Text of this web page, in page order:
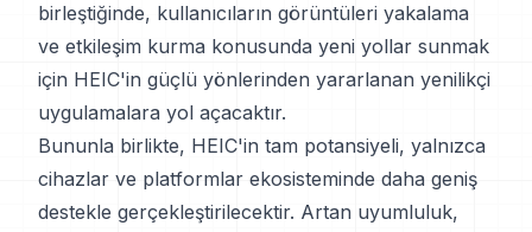
birleştiğinde, kullanıcıların görüntüleri yakalama
ve etkileşim kurma konusunda yeni yollar sunmak
için HEIC'in güçlü yönlerinden yararlanan yenilikçi
uygulamalara yol açacaktır.
Bununla birlikte, HEIC'in tam potansiyeli, yalnızca
cihazlar ve platformlar ekosisteminde daha geniş
destekle gerçekleştirilecektir. Artan uyumluluk,